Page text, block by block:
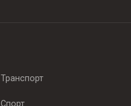
Транспорт
Спорт